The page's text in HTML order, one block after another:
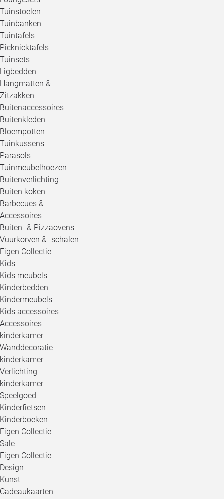
Tuinstoelen
Tuinbanken
Tuintafels
Picknicktafels
Tuinsets
Ligbedden
Hangmatten &
Zitzakken
Buitenaccessoires
Buitenkleden
Bloempotten
Tuinkussens
Parasols
Tuinmeubelhoezen
Buitenverlichting
Buiten koken
Barbecues &
Accessoires
Buiten- & Pizzaovens
Vuurkorven & -schalen
Eigen Collectie
Kids
Kids meubels
Kinderbedden
Kindermeubels
Kids accessoires
Accessoires
kinderkamer
Wanddecoratie
kinderkamer
Verlichting
kinderkamer
Speelgoed
Kinderfietsen
Kinderboeken
Eigen Collectie
Sale
Eigen Collectie
Design
Kunst
Cadeaukaarten